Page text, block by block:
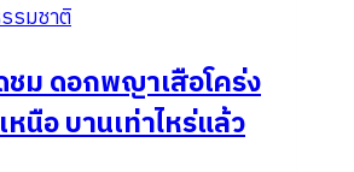
รมชาติ
ชม ดอกพญาเสือโคร่ง
นือ บานเท่าไหร่แล้ว